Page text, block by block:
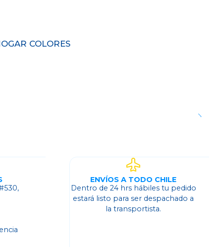
COLORES
ENVÍOS A TODO CHILE
Dentro de 24 hrs hábiles tu pedido
estará listo para ser despachado a
la transportista.